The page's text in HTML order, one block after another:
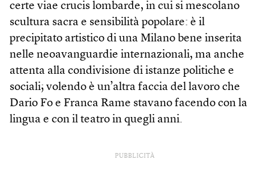
certe viae crucis lombarde, in cui si mescolano
scultura sacra e sensibilità popolare: è il
precipitato artistico di una Milano bene inserita
nelle neoavanguardie internazionali, ma anche
attenta alla condivisione di istanze politiche e
sociali; volendo è un’altra faccia del lavoro che
Dario Fo e Franca Rame stavano facendo con la
lingua e con il teatro in quegli anni.
PUBBLICITÀ